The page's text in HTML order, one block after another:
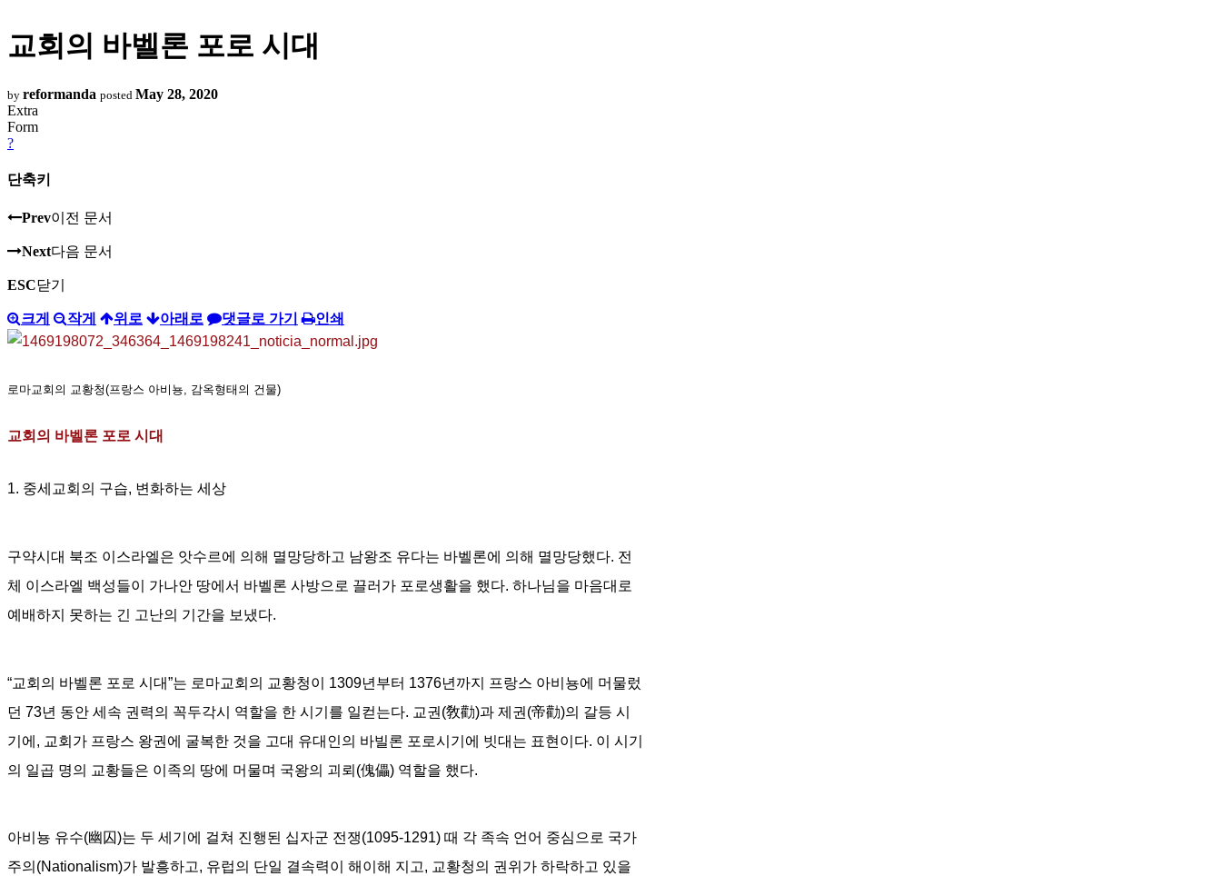
교회의 바벨론 포로 시대
by reformanda posted May 28, 2020
Extra
Form
?
단축키
Prev이전 문서
Next다음 문서
ESC닫기
크게 작게 위로 아래로 댓글로 가기 인쇄
로마교회의 교황청(프랑스 아비뇽, 감옥형태의 건물)
교회의 바벨론 포로 시대
1. 중세교회의 구습, 변화하는 세상
구약시대 북조 이스라엘은 앗수르에 의해 멸망당하고 남왕조 유다는 바벨론에 의해 멸망당했다. 전
체 이스라엘 백성들이 가나안 땅에서 바벨론 사방으로 끌러가 포로생활을 했다. 하나님을 마음대로
예배하지 못하는 긴 고난의 기간을 보냈다.
“교회의 바벨론 포로 시대”는 로마교회의 교황청이 1309년부터 1376년까지 프랑스 아비뇽에 머물렀
던 73년 동안 세속 권력의 꼭두각시 역할을 한 시기를 일컫는다. 교권 (敎勸)과 제권 (帝勸)의 갈등 시
기에 , 교회가 프랑스 왕권에 굴복한 것을 고대 유대인의 바빌론 포로시기에 빗대는 표현이다. 이 시기
의 일곱 명의 교황들은 이족의 땅에 머물며 국왕의 괴뢰 (傀儡) 역할을 했다.
아비뇽 유수(幽囚)는 두 세기에 걸쳐 진행된 십자군 전쟁(1095-1291) 때 각 족속 언어 중심으로 국가
주의 (Nationalism)가 발흥하고, 유럽의 단일 결속력이 해이해 지고, 교황청의 권위가 하락하고 있을